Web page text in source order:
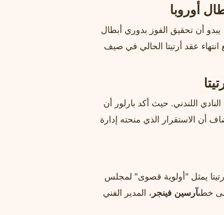
أوروبا
يبدو أن تحقيق الفوز بدوري أبطال
عقد أرتيتا الحالي في صيف
اللندني. حيث أكد بارلور أن
أن الاستقرار الذي منحته إدارة
يمثل "أولوية قصوى" لمجلس
خطىآرسين فينجر ، المدير الفني